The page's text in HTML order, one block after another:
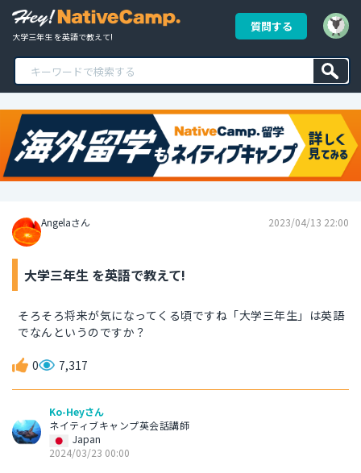
大学三年生 を英語で教えて!
質問する
Angelaさん 2023/04/13 22:00
大学三年生 を英語で教えて!
そろそろ将来が気になってくる頃ですね「大学三年生」は英語
でなんというのですか？
0 7,317
Ko-Heyさん
ネイティブキャンプ英会話講師
Japan
2024/03/23 00:00